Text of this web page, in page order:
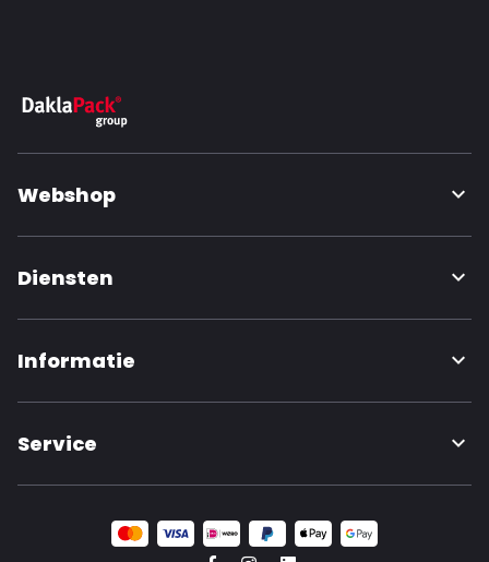
Webshop
Diensten
Informatie
Service